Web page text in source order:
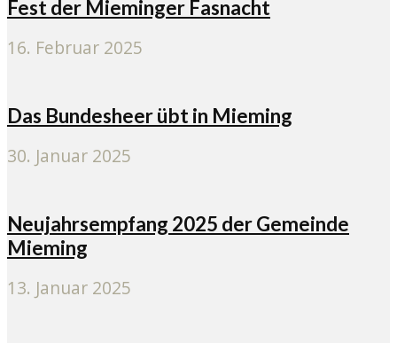
Fest der Mieminger Fasnacht
16. Februar 2025
Das Bundesheer übt in Mieming
30. Januar 2025
Neujahrsempfang 2025 der Gemeinde
Mieming
13. Januar 2025